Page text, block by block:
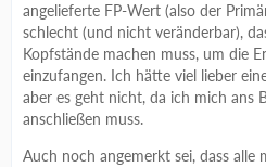
angelieferte FP-Wert (also der
schlecht (und nicht veränderbar),
Kopfstände machen muss, um die
einzufangen. Ich hätte viel lieber
aber es geht nicht, da ich mich ans
anschließen muss.
Auch noch angemerkt sei, dass alle